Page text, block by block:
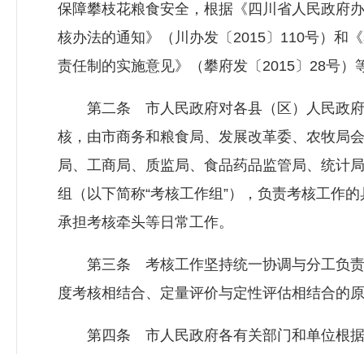
保障攀枝花粮食安全，根据《四川省人民政府
核办法的通知》（川办发〔2015〕110号）和
责任制的实施意见》（攀府发〔2015〕28号）
第二条 市人民政府对各县（区）人民政府
核，由市商务和粮食局、发展改革委、农牧局
局、工商局、质监局、食品药品监管局、统计
组（以下简称“考核工作组”），负责考核工作
承担考核牵头等日常工作。
第三条 考核工作坚持统一协调与分工负责
度考核相结合、定量评价与定性评估相结合的
第四条 市人民政府各有关部门和单位根据